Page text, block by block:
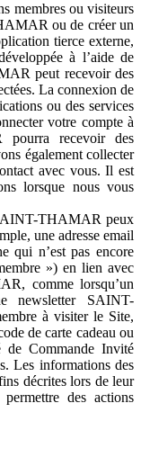
membres ou visiteurs
ou de créer un
tierce externe,
à l’aide de
peut recevoir des
La connexion de
ou des services
votre compte à
pourra recevoir des
également collecter
avec vous. Il est
lorsque nous vous
THAMAR peux
une adresse email
qui n’est pas encore
») en lien avec
comme lorsqu’un
newsletter SAINT-
à visiter le Site,
de carte cadeau ou
de Commande Invité
Les informations des
décrites lors de leur
des actions